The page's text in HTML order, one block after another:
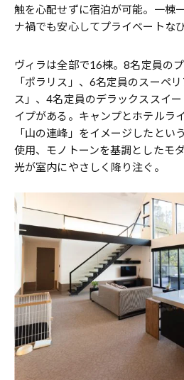
触を心配せずに宿泊が可能。一棟
ナ禍でも安心してプライベートな
ヴィラは全部で16棟。8名定員の
「ポラリス」、6名定員のスーペ
ス」、4名定員のデラックススイ
イプがある。キャンプとホテルラ
「山の連峰」をイメージしたとい
使用、モノトーンを基調としたモ
光が室内にやさしく降り注ぐ。